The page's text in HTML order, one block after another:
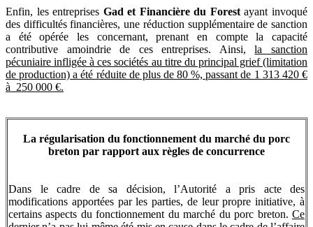
Enfin, les entreprises Gad et Financière du Forestayant invoqué
des difficultés financières, une réduction supplémentaire de sanction
a été opérée les concernant, prenant en compte la capacité
contributive amoindrie de ces entreprises. Ainsi,la sanction
pécuniaire infligée à ces sociétés au titre du principal grief (limitation
de production) a été réduite de plus de 80 %, passant de 1 313 420 €
à 250 000 €.
La régularisation du fonctionnement du marché du porc
breton par rapport aux règles de concurrence
Dans le cadre de sa décision, l’Autorité a pris acte des
modifications apportées par les parties, de leur propre initiative, à
certains aspects du fonctionnement du marché du porc breton. Ce